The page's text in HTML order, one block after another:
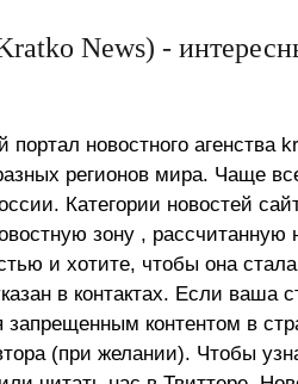
News) -
портал новостного
регионов мира. Чаще
Категории новостей
зону , рассчитанную
и хотите, чтобы она
в контактах. Если ваша
запрещенным контентом в
(при желании). Чтобы